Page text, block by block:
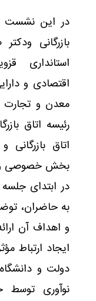
در این نشست
بازرگانی
استانداری
اقتصادی و
معدن و تجارت
رئیسه اتاق
اتاق
بخش خصوصی و
در ابتدای
به حاضران،
و اهداف آن
ایجاد ارتباط
دولت و
نوآوری توسط